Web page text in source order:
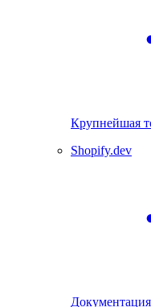
Крупнейшая
Shopify.dev